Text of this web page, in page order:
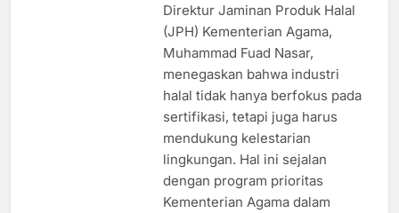
Direktur Jaminan Produk Halal
(JPH) Kementerian Agama,
Muhammad Fuad Nasar,
menegaskan bahwa industri
halal tidak hanya berfokus pada
sertifikasi, tetapi juga harus
mendukung kelestarian
lingkungan. Hal ini sejalan
dengan program prioritas
Kementerian Agama dalam